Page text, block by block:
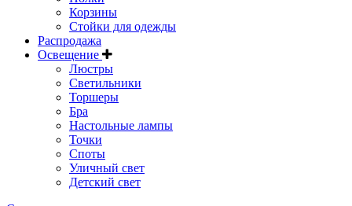
Корзины
Стойки для одежды
Распродажа
Освещение
Люстры
Светильники
Торшеры
Бра
Настольные лампы
Точки
Споты
Уличный свет
Детский свет